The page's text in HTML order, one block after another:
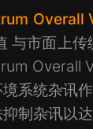
Overall
与市面上传
Overall
系统杂讯
制杂讯以